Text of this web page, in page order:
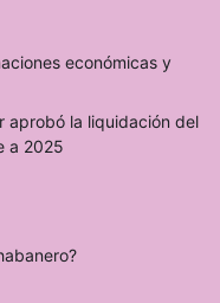
económicas y
aprobó la liquidación del
a 2025